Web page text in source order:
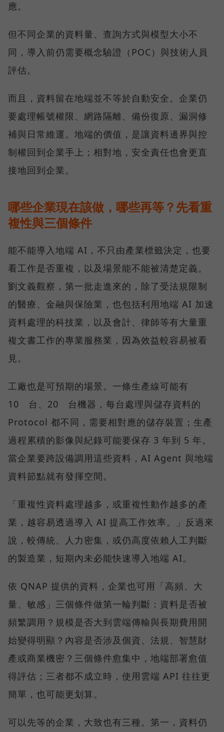
應。
但不同企業的資料量、查詢方式與模型大小不
同，導入前仍需要概念驗證（POC）與技術人員
評估。
而且，資料留在地端並不等於自動安全。企業仍
要處理帳號權限、網路隔離、備份復原、漏洞修
補與日常維運。地端的價值，是讓資料邊界與控
制權回到企業手上；相對地，安全責任也會更直
接地回到企業。
哪些企業現在該做，哪些再等？先看重
複性與三個條件
能不能導入地端 AI，不只由產業標籤決定，也要
看工作是否重複，以及場景能不能被清楚定義。
劉文義觀察，第一批走進來的，除了受法規限制
的醫療、金融與保險業，也包括利用地端 AI 加速
資料處理的科技業，以及會計、律師等有大量重
複文書工作的專業服務業，因為效益較容易被看
見。
工廠也是可預期的場景。一條生產線可能有
10 台、20 台機器，每台處理與儲存資料的
Protocol 都不同，需要相對應的儲存裝置；生產
過程累積的影像與紀錄可能要保存 3 年到 5 年。
當企業要跨設備調用這些資料，AI Agent 與地端
資料節點就有發揮空間。
「重複性資料處理越多，或重複性動作越多的產
業，越容易透過導入 AI 提高工作效率。」反過來
說，較傳統、人力密集，或仍高度依賴人工判斷
的製造業，短期內未必能快速導入地端 AI。
依 QNAP 提供的資料，企業也可用「高頻、大
量、敏感」三個條件做第一輪判斷：資料是否被
頻繁調用？規模是否大到雲端傳輸與長期費用開
始變得明顯？內容是否涉及個資、法規、智慧財
產或商業機密？三個條件愈集中，地端部署愈值
得評估；三者都不成立時，使用雲端 API 往往更
簡單，也可能更划算。
可以先等的企業，大致也有三種。第一，資料仍